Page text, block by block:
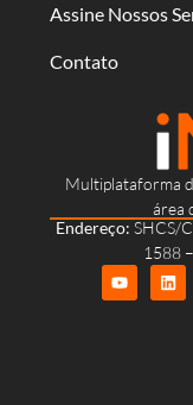
Multiplataforma
área
Endereço: SHCS/
1588
Assine Nossos
Contato